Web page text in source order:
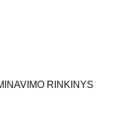
RINKINYS